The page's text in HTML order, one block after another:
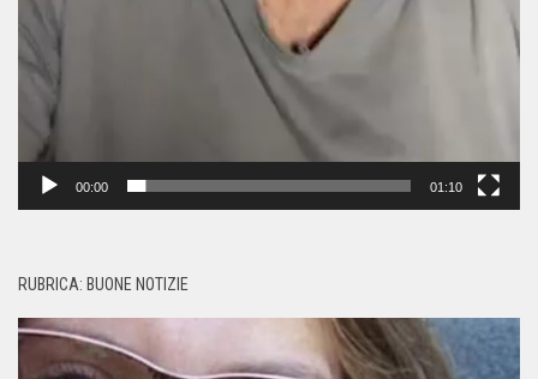
00:00 01:10
RUBRICA: BUONE NOTIZIE